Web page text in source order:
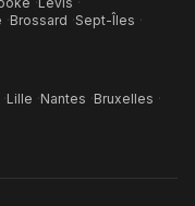
·Brossard ·Sept-Îles ·
·Lille ·Nantes ·Bruxelles ·